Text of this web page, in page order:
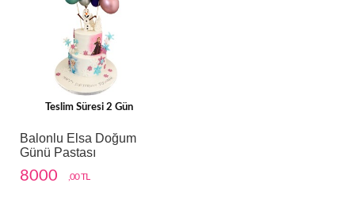
Teslim Süresi 2 Gün
Balonlu Elsa Doğum
Günü Pastası
8000 ,00 TL